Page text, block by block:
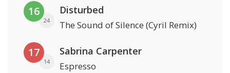
16
24
Disturbed
The Sound of Silence (Cyril Remix)
17
14
Sabrina Carpenter
Espresso